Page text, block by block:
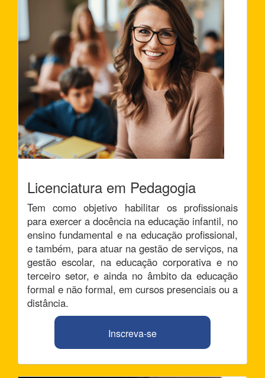
Licenciatura em Pedagogia
Tem como objetivo habilitar os profissionais
para exercer a docência na educação infantil, no
ensino fundamental e na educação profissional,
e também, para atuar na gestão de serviços, na
gestão escolar, na educação corporativa e no
terceiro setor, e ainda no âmbito da educação
formal e não formal, em cursos presenciais ou a
distância.
Inscreva-se